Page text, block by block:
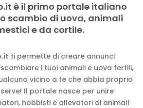
è il primo portale italiano
scambio di uova, animali
e da cortile.
ti permette di creare annunci
i tuoi animali e uova fertili,
vicino a te che abbia proprio
Il portale nasce per unire
hobbisti e allevatori di animali